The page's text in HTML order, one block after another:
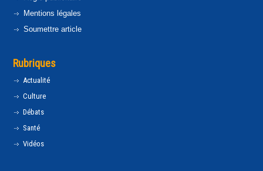
Mentions légales
Soumettre article
Rubriques
Actualité
Culture
Débats
Santé
Vidéos